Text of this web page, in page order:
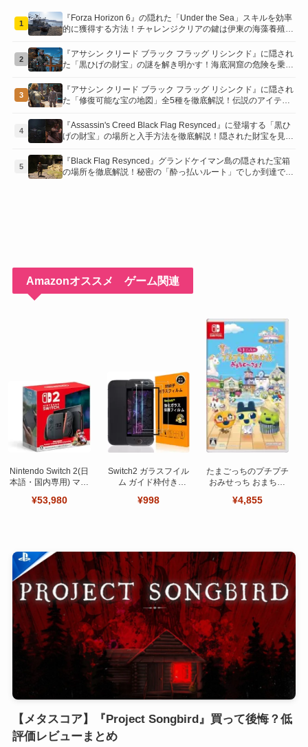
1
『Forza Horizon 6』の隠れた「Under the Sea」スキルを効率
的に獲得する方法！チャレンジクリアの鍵は伊東の海藻養殖場
2
『アサシン クリード ブラック フラッグ リシンクド』に隠され
た「黒ひげの財宝」の謎を解き明かす！海底洞窟の危険を乗り
3
『アサシン クリード ブラック フラッグ リシンクド』に隠され
た「修復可能な宝の地図」全5種を徹底解説！伝説のアイテム
コツを紹介！
4
『Assassin's Creed Black Flag Resynced』に登場する「黒ひ
げの財宝」の場所と入手方法を徹底解説！隠された財宝を見つ
5
『Black Flag Resynced』グランドケイマン島の隠された宝箱
の場所を徹底解説！秘密の「酔っ払いルート」でしか到達でき
Amazonオススメ ゲーム関連
Nintendo Switch 2(日
本語・国内専用) マリ
ット
¥53,980
Switch2 ガラスフイル
ム ガイド枠付き
ット 日本旭硝子製-高
¥998
たまごっちのプチプチ
おみせっち おまちど
¥4,855
【メタスコア】『Project Songbird』買って後悔？低
評価レビューまとめ